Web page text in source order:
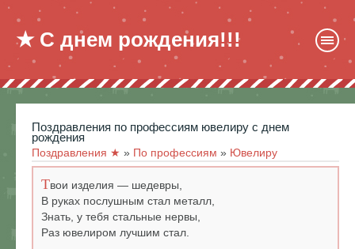
★ С днем рождения!!!
поздравления по профессиям ювелиру с днем
рождения
Поздравления ★ » По профессиям » Ювелиру
Твои изделия — шедевры,
В руках послушным стал металл,
Знать, у тебя стальные нервы,
Раз ювелиром лучшим стал.